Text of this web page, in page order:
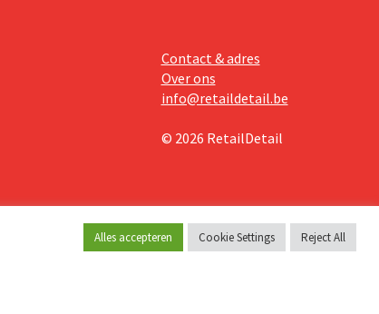
Contact & adres
Over ons
info@retaildetail.be
© 2026 RetailDetail
Alles accepteren Cookie Settings Reject All